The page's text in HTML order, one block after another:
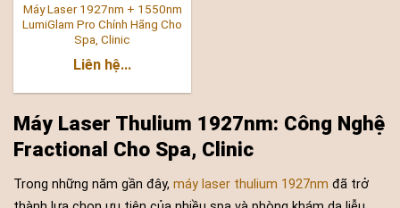
Máy Laser 1927nm + 1550nm
LumiGlam Pro Chính Hãng Cho
Spa, Clinic
Liên hệ...
Máy Laser Thulium 1927nm: Công Nghệ
Fractional Cho Spa, Clinic
Trong những năm gần đây, máy laser thulium 1927nm đã trở